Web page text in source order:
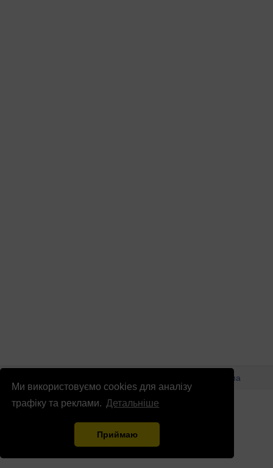
Ми використовуємо cookies для аналізу
трафіку та реклами. Детальніше
Приймаю
Реклама
info@patrioty.org.ua